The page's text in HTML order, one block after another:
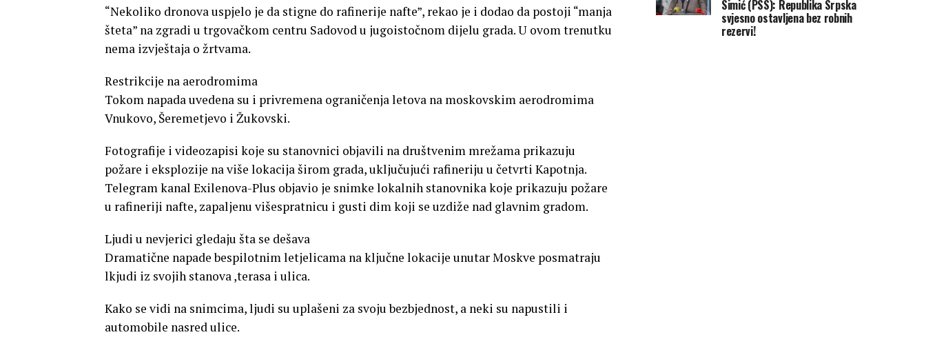
“Nekoliko dronova uspjelo je da stigne do rafinerije nafte”, rekao je i dodao da postoji “manja
šteta” na zgradi u trgovačkom centru Sadovod u jugoistočnom dijelu grada. U ovom trenutku
nema izvještaja o žrtvama.
Restrikcije na aerodromima
Tokom napada uvedena su i privremena ograničenja letova na moskovskim aerodromima
Vnukovo, Šeremetjevo i Žukovski.
Fotografije i videozapisi koje su stanovnici objavili na društvenim mrežama prikazuju
požare i eksplozije na više lokacija širom grada, uključujući rafineriju u četvrti Kapotnja.
Telegram kanal Exilenova-Plus objavio je snimke lokalnih stanovnika koje prikazuju požare
u rafineriji nafte, zapaljenu višespratnicu i gusti dim koji se uzdiže nad glavnim gradom.
Ljudi u nevjerici gledaju šta se dešava
Dramatične napade bespilotnim letjelicama na ključne lokacije unutar Moskve posmatraju
lkjudi iz svojih stanova ,terasa i ulica.
Kako se vidi na snimcima, ljudi su uplašeni za svoju bezbjednost, a neki su napustili i
automobile nasred ulice.
Simić (PSS): Republika Srpska
svjesno ostavljena bez robnih
rezervi!